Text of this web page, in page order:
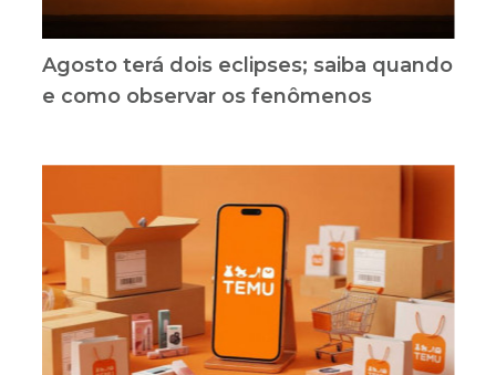
Agosto terá dois eclipses; saiba quando
e como observar os fenômenos